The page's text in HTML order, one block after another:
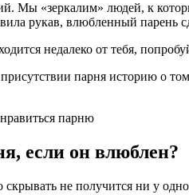
Мы «зеркалим» людей, к
рукав, влюбленный парень
недалеко от тебя,
парня историю о
парню
если он влюблен?
не получится ни у